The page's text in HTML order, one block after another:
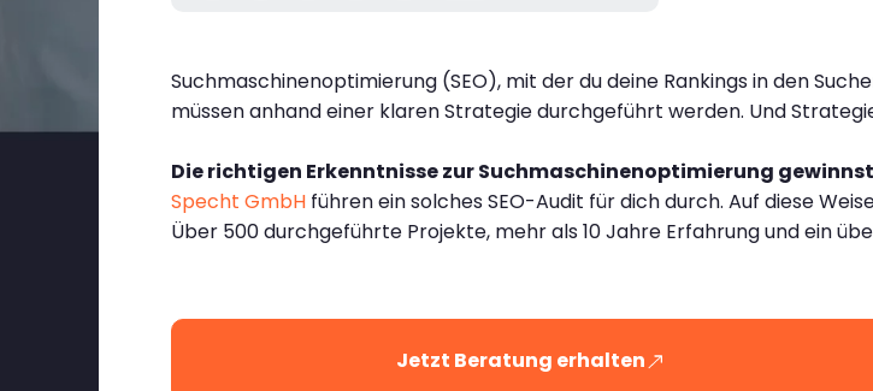
Suchmaschinenoptimierung (SEO), mit der du deine Rankings in den
müssen anhand einer klaren Strategie durchgeführt werden. Und
Die richtigen Erkenntnisse zur Suchmaschinenoptimierung
Specht GmbH führen ein solches SEO-Audit für dich durch. Auf diese
Über 500 durchgeführte Projekte, mehr als 10 Jahre Erfahrung und ein
Jetzt Beratung erhalten